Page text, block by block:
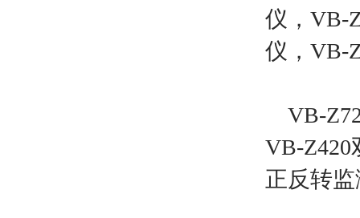
仪，VB-
仪，VB-
VB-
VB-Z420
正反转